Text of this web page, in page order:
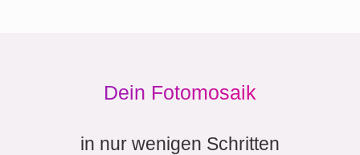
Dein Fotomosaik
in nur wenigen Schritten